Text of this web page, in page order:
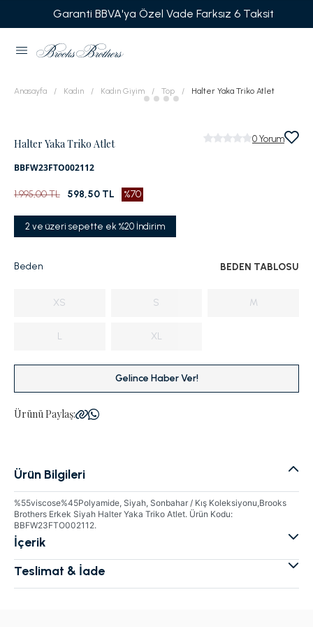
Garanti BBVA'ya Özel Vade Farksız 6 Taksit
Anasayfa Kadın Kadın Giyim Top Halter Yaka Triko Atlet
Halter Yaka Triko Atlet
BBFW23FTO002112
0 Yorum
1.995,00 TL 598,50 TL %70
2 ve üzeri sepette ek %20 İndirim
Beden BEDEN TABLOSU
XS S M
L XL
Gelince Haber Ver!
Ürünü Paylaş:
Ürün Bilgileri
%55viscose%45Polyamide, Siyah, Sonbahar / Kış Koleksiyonu,Brooks
Brothers Erkek Siyah Halter Yaka Triko Atlet. Ürün Kodu:
BBFW23FTO002112.
İçerik
Teslimat & İade